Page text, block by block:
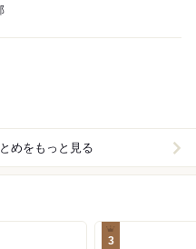
めをもっと見る
3